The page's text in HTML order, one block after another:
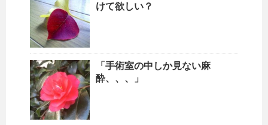
けて欲しい？
「手術室の中しか見ない麻
酔、、、」